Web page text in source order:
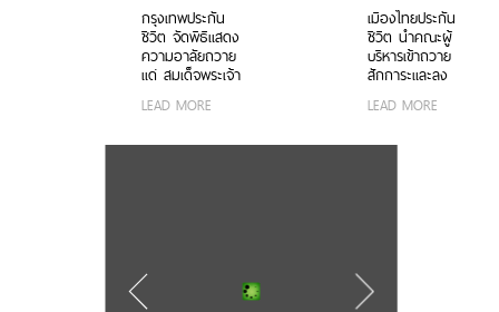
ราเทพยวดี กรม
หลวงราชสาริณี
สิริพัชร มหาวัชร
ราชธิดา
กรุงเทพประกัน
ชีวิต จัดพิธีแสดง
ความอาลัยถวาย
แด่ สมเด็จพระเจ้า
รกิติยาภา นเรนทิ
หลวงราชสาริณี
LEAD MORE
เมืองไทยประกัน
ชีวิต นำคณะผู้
บริหารเข้าถวาย
สักการะและลง
อาลัยเบื้องหน้า
พระเจ้าลูกเธอ
LEAD MORE